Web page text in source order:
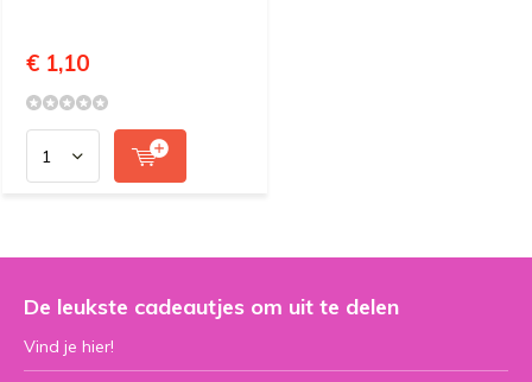
€ 1,10
De leukste cadeautjes om uit te delen
Vind je hier!